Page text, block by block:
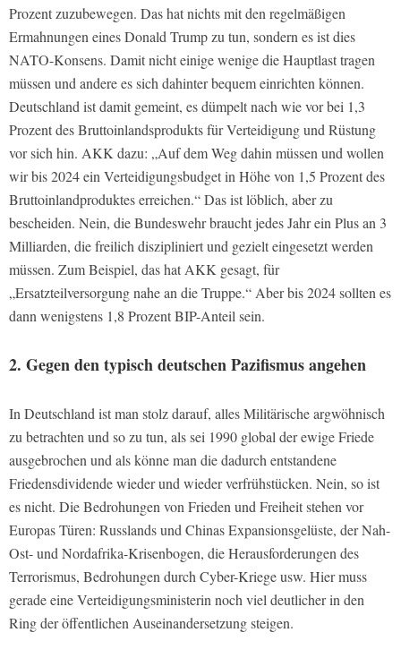
Prozent zuzubewegen. Das hat nichts mit den regelmäßigen
Ermahnungen eines Donald Trump zu tun, sondern es ist dies
NATO-Konsens. Damit nicht einige wenige die Hauptlast tragen
müssen und andere es sich dahinter bequem einrichten können.
Deutschland ist damit gemeint, es dümpelt nach wie vor bei 1,3
Prozent des Bruttoinlandsprodukts für Verteidigung und Rüstung
vor sich hin. AKK dazu: „Auf dem Weg dahin müssen und wollen
wir bis 2024 ein Verteidigungsbudget in Höhe von 1,5 Prozent des
Bruttoinlandproduktes erreichen.“ Das ist löblich, aber zu
bescheiden. Nein, die Bundeswehr braucht jedes Jahr ein Plus an 3
Milliarden, die freilich diszipliniert und gezielt eingesetzt werden
müssen. Zum Beispiel, das hat AKK gesagt, für
„Ersatzteilversorgung nahe an die Truppe.“ Aber bis 2024 sollten es
dann wenigstens 1,8 Prozent BIP-Anteil sein.
2. Gegen den typisch deutschen Pazifismus angehen
In Deutschland ist man stolz darauf, alles Militärische argwöhnisch
zu betrachten und so zu tun, als sei 1990 global der ewige Friede
ausgebrochen und als könne man die dadurch entstandene
Friedensdividende wieder und wieder verfrühstücken. Nein, so ist
es nicht. Die Bedrohungen von Frieden und Freiheit stehen vor
Europas Türen: Russlands und Chinas Expansionsgelüste, der Nah-
Ost- und Nordafrika-Krisenbogen, die Herausforderungen des
Terrorismus, Bedrohungen durch Cyber-Kriege usw. Hier muss
gerade eine Verteidigungsministerin noch viel deutlicher in den
Ring der öffentlichen Auseinandersetzung steigen.